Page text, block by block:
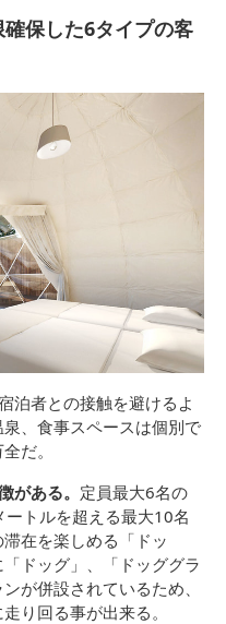
保した6タイプの客
泊者との接触を避けるよ
、食事スペースは個別で
だ。
がある。 定員最大6名の
トルを超える最大10名
在を楽しめる「ドッ
ドッグ」、「ドッググラ
が併設されているため、
り回る事が出来る。